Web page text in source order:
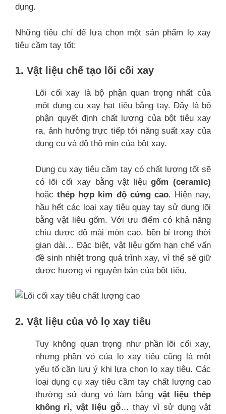
dụng.
Những tiêu chí để lựa chọn một sản phẩm lọ xay
tiêu cầm tay tốt:
1. Vật liệu chế tạo lõi cối xay
Lõi cối xay là bộ phận quan trọng nhất của
một dụng cụ xay hạt tiêu bằng tay. Đây là bộ
phận quyết định chất lượng của bột tiêu xay
ra, ảnh hưởng trực tiếp tới năng suất xay của
dụng cụ và độ thô mịn của bột xay.
Dụng cụ xay tiêu cầm tay có chất lượng tốt sẽ
có lõi cối xay bằng vật liệugốm (ceramic)
hoặcthép hợp kim độ cứng cao. Hiện nay,
hầu hết các loại xay tiêu quay tay sử dụng lõi
bằng vật liêu gốm. Với ưu điểm có khả năng
chịu được độ mài mòn cao, bền bỉ trong thời
gian dài… Đặc biệt, vật liệu gốm hạn chế vấn
đề sinh nhiệt trong quá trình xay, vì thế sẽ giữ
được hương vị nguyên bản của bột tiêu.
2. Vật liệu của vỏ lọ xay tiêu
Tuy không quan trọng như phần lõi cối xay,
nhưng phần vỏ của lọ xay tiêu cũng là một
yếu tố cần lưu ý khi lựa chọn lọ xay tiêu. Các
loại dụng cụ xay tiêu cầm tay chất lượng cao
thường sử dụng vỏ làm bằng vật liệu thép
không rỉ, vật liệu gỗ… thay vì sử dụng vật